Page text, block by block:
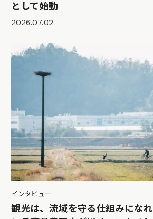
として始動
2026.07.02
インタビュー
観光は、流域を守る仕組みにな